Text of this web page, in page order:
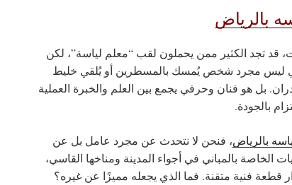
بالرياض
قد تجد الكثير ممن يحملون لقب “معلم لياسة”، لكن
ليس مجرد شخص يُمسك بالمسطرين أو يُلقي خليط
بل هو فنان وحرفي يجمع بين العلم والخبرة العملية
بالجودة.
بالرياض، فنحن لا نتحدث عن مجرد عامل بل عن
الخاصة بالمباني في أجواء المدينة ومناخها القاسي،
فنية متقنة. فما الذي يجعله مميزًا عن غيره؟